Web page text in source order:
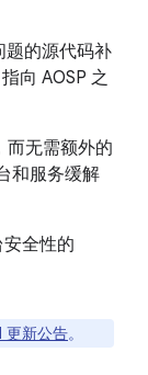
题的源代码补
向 AOSP 之
而无需额外的
和服务缓解
全性的
更新公告。